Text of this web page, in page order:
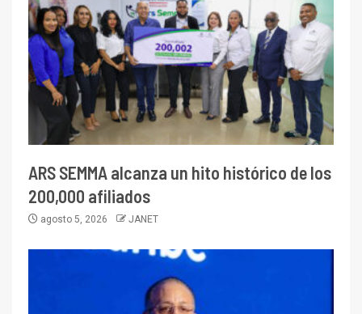
ARS SEMMA alcanza un hito histórico de los
200,000 afiliados
agosto 5, 2026 JANET